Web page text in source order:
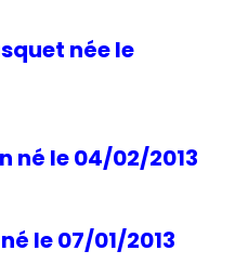
née le
né le 04/02/2013
le 07/01/2013